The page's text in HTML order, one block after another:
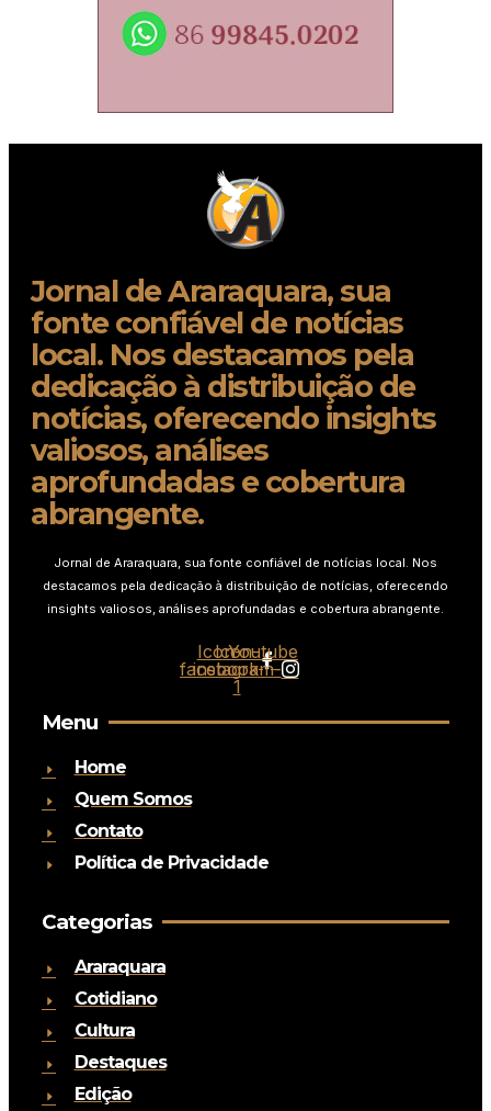
Jornal de Araraquara, sua
fonte confiável de notícias
local. Nos destacamos pela
dedicação à distribuição de
notícias, oferecendo insights
valiosos, análises
aprofundadas e cobertura
abrangente.
Jornal de Araraquara, sua fonte confiável de notícias local. Nos
destacamos pela dedicação à distribuição de notícias, oferecendo
insights valiosos, análises aprofundadas e cobertura abrangente.
Icon-
facebook
Icon-
instagram-
1
Youtube
Menu
Home
Quem Somos
Contato
Política de Privacidade
Categorias
Araraquara
Cotidiano
Cultura
Destaques
Edição